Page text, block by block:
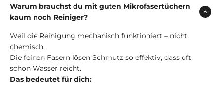
Warum brauchst du mit guten Mikrofasertüchern
kaum noch Reiniger?
Weil die Reinigung mechanisch funktioniert – nicht
chemisch.
Die feinen Fasern lösen Schmutz so effektiv, dass oft
schon Wasser reicht.
Das bedeutet für dich: